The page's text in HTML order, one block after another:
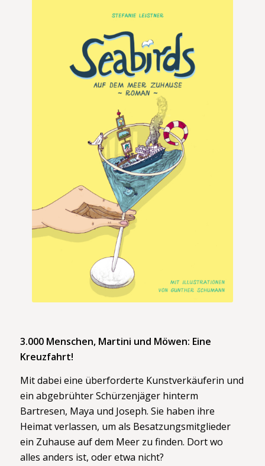
3.000 Menschen, Martini und Möwen: Eine
Kreuzfahrt!
Mit dabei eine überforderte Kunstverkäuferin und
ein abgebrühter Schürzenjäger hinterm
Bartresen, Maya und Joseph. Sie haben ihre
Heimat verlassen, um als Besatzungsmitglieder
ein Zuhause auf dem Meer zu finden. Dort wo
alles anders ist, oder etwa nicht?